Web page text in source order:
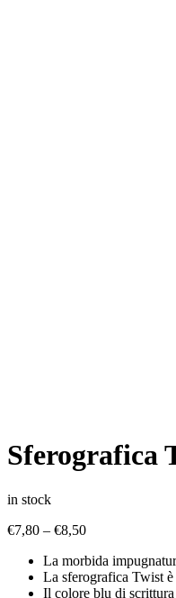
Sferografica
in stock
€7,80 – €8,50
La morbida
La sferografica Twist
Il colore blu di